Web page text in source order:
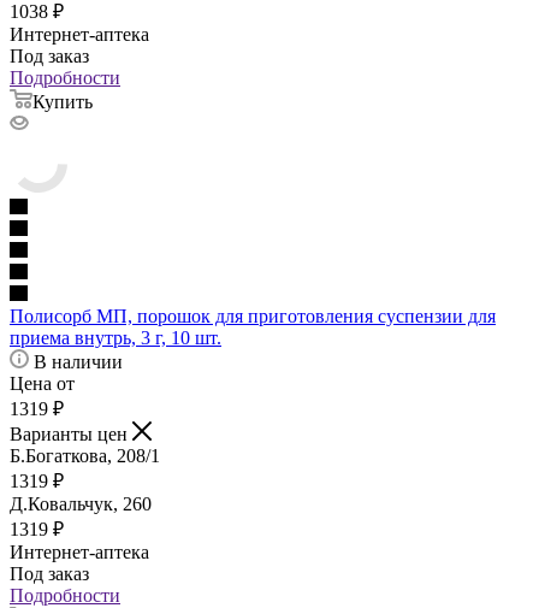
1038 ₽
Интернет-аптека
Под заказ
Подробности
Купить
Полисорб МП, порошок для приготовления суспензии для
приема внутрь, 3 г, 10 шт.
В наличии
Цена от
1319 ₽
Варианты цен
Б.Богаткова, 208/1
1319 ₽
Д.Ковальчук, 260
1319 ₽
Интернет-аптека
Под заказ
Подробности